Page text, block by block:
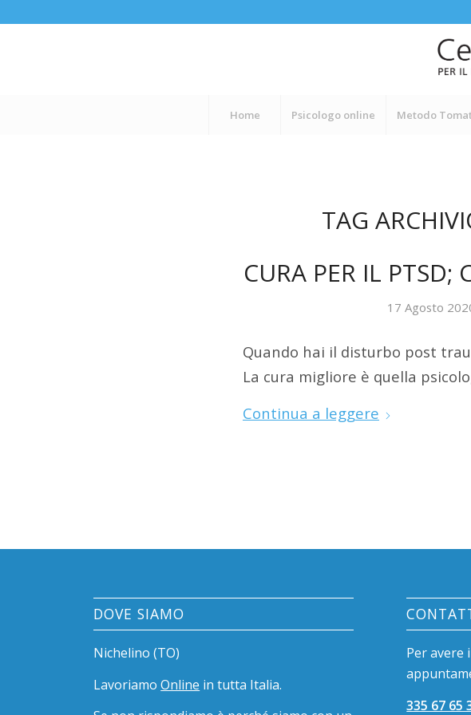
Home Psicologo online Metodo
TAG
CURA PER IL PTSD;
17 Agosto
Quando hai il disturbo post
La cura migliore è quella
Continua a leggere
DOVE SIAMO
Nichelino (TO)
LavoriamoOnline in tutta Italia.
Per avere
335 67 65